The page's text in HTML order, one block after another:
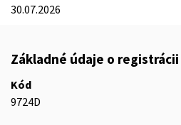
30.07.2026
Základné údaje o registrácii
Kód
9724D